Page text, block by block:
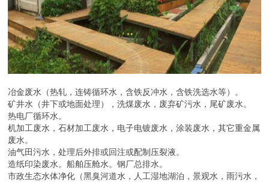
冶金废水（热轧，连铸循环水，含铁反冲水，含铁洗选水等）。
矿井水（井下或地面处理），洗煤废水，废弃矿污水，尾矿废水。
热电厂循环水。
机加工废水，石材加工废水，电子电镀废水，涂装废水，其它重金属
废水。
油气田污水，处理后外排或回注或配制压裂液。
造纸印染废水。船舶压舱水。钢厂总排水。
市政生态水体净化（黑臭河道水，人工湿地湖泊，景观水，雨污水，